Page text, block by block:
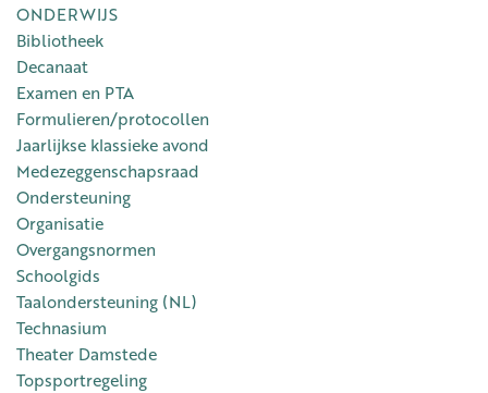
ONDERWIJS
Bibliotheek
Decanaat
Examen en PTA
Formulieren/protocollen
Jaarlijkse klassieke avond
Medezeggenschapsraad
Ondersteuning
Organisatie
Overgangsnormen
Schoolgids
Taalondersteuning (NL)
Technasium
Theater Damstede
Topsportregeling